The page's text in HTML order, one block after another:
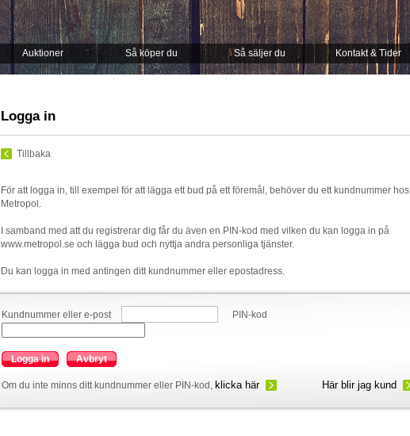
Auktioner Så köper du Så säljer du Kontakt & Tider
Logga in
Tillbaka
För att logga in, till exempel för att lägga ett bud på ett föremål, behöver du ett kundnummer hos
Metropol.
I samband med att du registrerar dig får du även en PIN-kod med vilken du kan logga in på
www.metropol.se och lägga bud och nyttja andra personliga tjänster.
Du kan logga in med antingen ditt kundnummer eller epostadress.
Kundnummer eller e-post PIN-kod
Logga in Avbryt
Om du inte minns ditt kundnummer eller PIN-kod, klicka här Här blir jag kund